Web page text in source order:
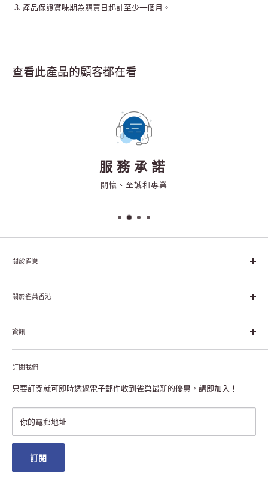
產品保證賞味期為購買日起計至少一個月。
查看此產品的顧客都在看
服務承諾
關懷、至誠和專業
關於雀巢
雀巢集團起源於1866年的瑞士，目前是全球領先的「營養、健康、
幸福生活」企業。雀巢的目標是「我們充分發掘食品的力量，提升
關於雀巢香港
關於雀巢香港
雀巢香港創造共享價值
聯絡我們
私隱聲明
註冊NESCAFÉ® Dolce Gusto®咖啡機
資訊
付款及送貨
退貨或更換
常見問題
雀巢會員獎賞
澳門地區送貨
訂閱我們
只要訂閱就可即時透過電子郵件收到雀巢最新的優惠，請即加入！
你的電郵地址
訂閱